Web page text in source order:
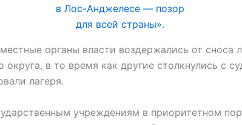
в Лос-Анджелесе — позор
для всей страны».
органы власти воздержались от сноса
округа, в то время как другие столкнулись с
лагеря.
учреждениям в приоритетном